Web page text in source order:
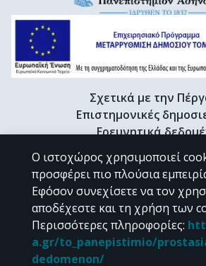
Σχετικά με την
Επιστημονικές
Ερευνητικά
Διδακτορικές διατριβές &
Προφίλ
CC BY-
Εκτός αν αναφέρεται διαφορετικά, το υλικό
Ο ιστοχώρος χρησιμοποιεί
προσφέρει πιο πλούσια
Εφόσον συνεχίσετε να τον
αποδέχεστε και τη χρήση των
Περισσότερες πληροφορίες:
a.gr/to_panepistimio/
dedomenon/